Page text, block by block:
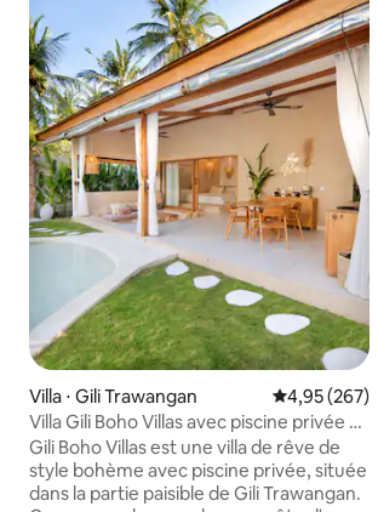
Villa ⋅ Gili Trawangan Évaluation
4,95 (267)
Villa Gili Boho Villas avec piscine privée à
Gili Trawangan
Gili Boho Villas est une villa de rêve de
style bohème avec piscine privée, située
dans la partie paisible de Gili Trawangan.